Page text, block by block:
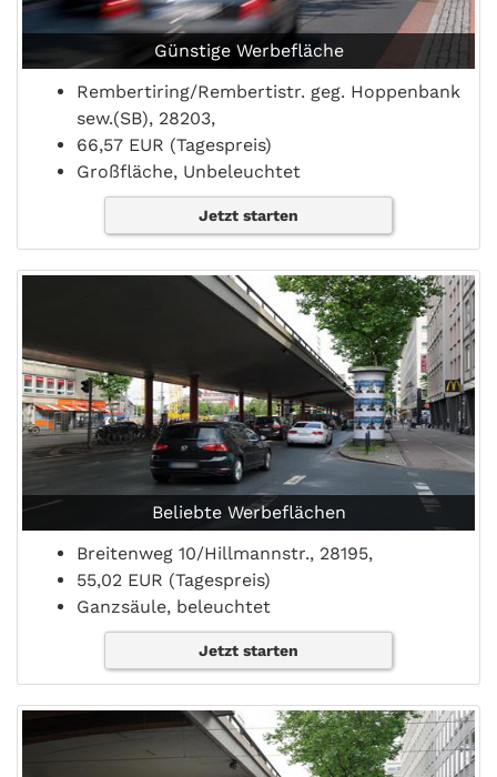
Günstige Werbefläche
Rembertiring/Rembertistr. geg. Hoppenbank
sew.(SB), 28203,
66,57 EUR (Tagespreis)
Großfläche, Unbeleuchtet
Jetzt starten
Beliebte Werbeflächen
Breitenweg 10/Hillmannstr., 28195,
55,02 EUR (Tagespreis)
Ganzsäule, beleuchtet
Jetzt starten